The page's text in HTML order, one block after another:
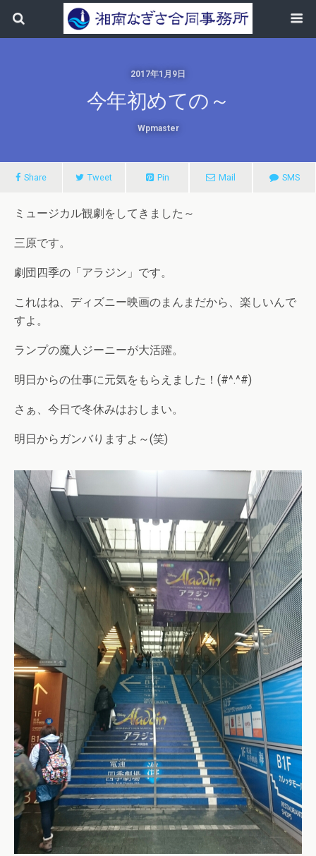
2017年1月9日
今年初めての～
Wpmaster
Share Tweet Pin Mail SMS
ミュージカル観劇をしてきました～
三原です。
劇団四季の「アラジン」です。
これはね、ディズニー映画のまんまだから、楽しいんで
すよ。
ランプの魔人ジーニーが大活躍。
明日からの仕事に元気をもらえました！(#^.^#)
さぁ、今日で冬休みはおしまい。
明日からガンバりますよ～(笑)